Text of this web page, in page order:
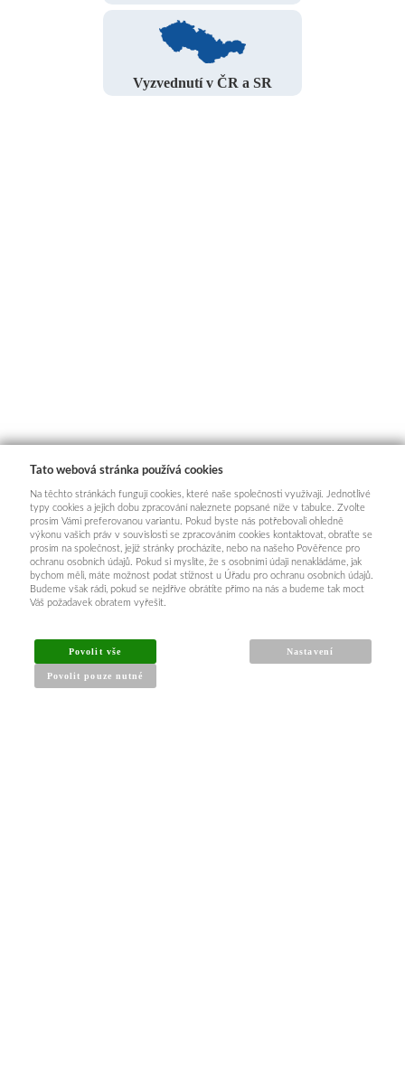
Vyzvednutí v ČR a SR
Tato webová stránka používá cookies
Na těchto stránkách fungují cookies, které naše společnosti využívají. Jednotlivé
typy cookies a jejich dobu zpracování naleznete popsané níže v tabulce. Zvolte
prosím Vámi preferovanou variantu. Pokud byste nás potřebovali ohledně
výkonu vašich práv v souvislosti se zpracováním cookies kontaktovat, obraťte se
prosím na společnost, jejíž stránky procházíte, nebo na našeho Pověřence pro
ochranu osobních údajů. Pokud si myslíte, že s osobními údaji nenakládáme, jak
bychom měli, máte možnost podat stížnost u Úřadu pro ochranu osobních údajů.
Budeme však rádi, pokud se nejdříve obrátíte přímo na nás a budeme tak moct
Váš požadavek obratem vyřešit.
Povolit vše
Povolit pouze nutné
Nastavení